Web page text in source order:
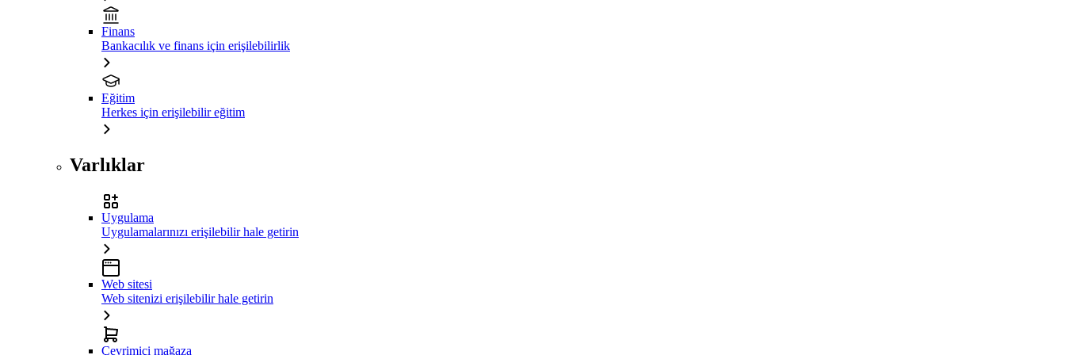
Finans
Bankacılık ve finans için erişilebilirlik
Eğitim
Herkes için erişilebilir eğitim
Varlıklar
Uygulama
Uygulamalarınızı erişilebilir hale getirin
Web sitesi
Web sitenizi erişilebilir hale getirin
Çevrimiçi mağaza